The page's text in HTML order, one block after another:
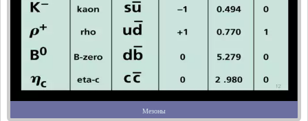
Мезоны